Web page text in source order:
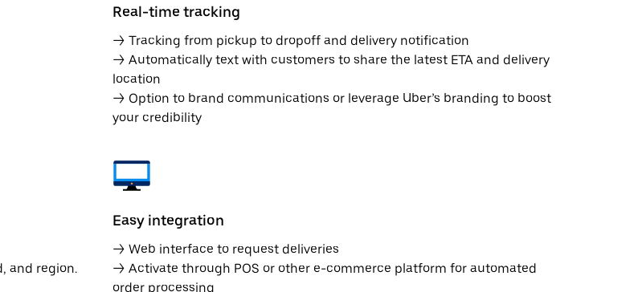
Real-time tracking
→ Tracking from pickup to dropoff and delivery notification
→ Automatically text with customers to share the latest ETA and delivery
location
→ Option to brand communications or leverage Uber’s branding to boost
your credibility
and region.
Easy integration
→ Web interface to request deliveries
→ Activate through POS or other e-commerce platform for automated
order processing